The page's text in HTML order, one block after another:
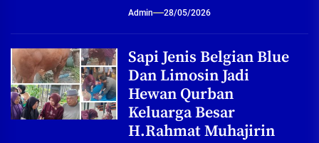
Admin 28/05/2026
Sapi Jenis Belgian Blue
Dan Limosin Jadi
Hewan Qurban
Keluarga Besar
H.Rahmat Muhajirin